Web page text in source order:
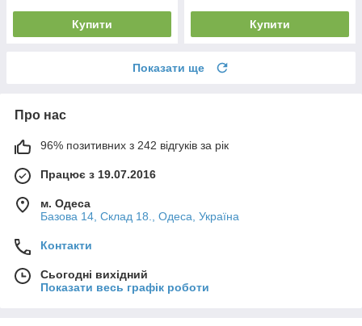
Купити Купити
Показати ще
Про нас
96% позитивних з 242 відгуків за рік
Працює з 19.07.2016
м. Одеса
Базова 14, Склад 18., Одеса, Україна
Контакти
Сьогодні вихідний
Показати весь графік роботи